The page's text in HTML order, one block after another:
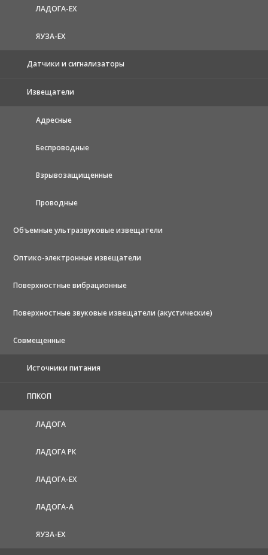
ЛАДОГА-EX
ЯУЗА-ЕХ
Датчики и сигнализаторы
Извещатели
Адресные
Беспроводные
Взрывозащищенные
Проводные
Объемные ультразвуковые извещатели
Оптико-электронные извещатели
Поверхностные вибрационные
Поверхностные звуковые извещатели (акустические)
Совмещенные
Источники питания
ППКОП
ЛАДОГА
ЛАДОГА РК
ЛАДОГА-EX
ЛАДОГА-А
ЯУЗА-ЕХ